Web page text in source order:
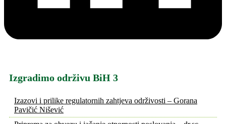
Izgradimo održivu BiH 3
Izazovi i prilike regulatornih zahtjeva održivosti – Gorana
Pavičić Nišević